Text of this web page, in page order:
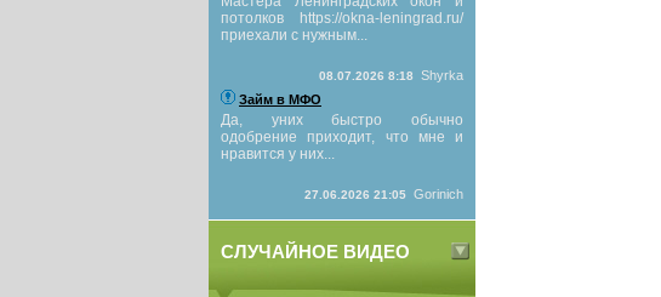
потолков https://okna-leningrad.ru/
приехали с нужным...
08.07.2026 8:18
Shyrka
Займ в МФО
Да, уних быстро обычно
одобрение приходит, что мне и
нравится у них...
27.06.2026 21:05 Gorinich
СЛУЧАЙНОЕ ВИДЕО